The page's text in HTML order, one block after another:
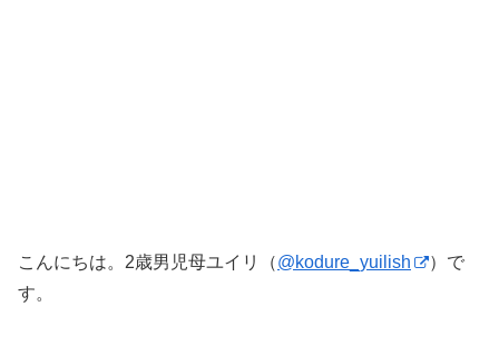
こんにちは。2歳男児母ユイリ（@kodure_yuilish
）で
す。